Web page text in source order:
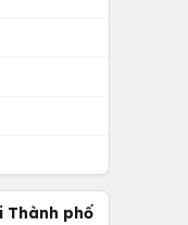
Thành phố